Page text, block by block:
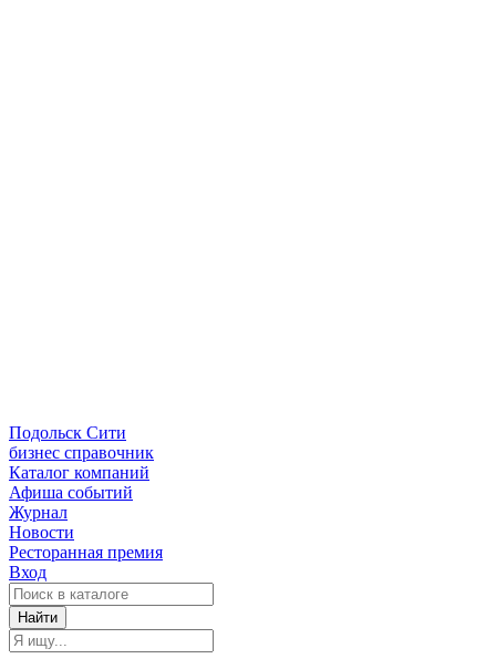
Подольск Сити
бизнес справочник
Каталог компаний
Афиша событий
Журнал
Новости
Ресторанная премия
Вход
Найти